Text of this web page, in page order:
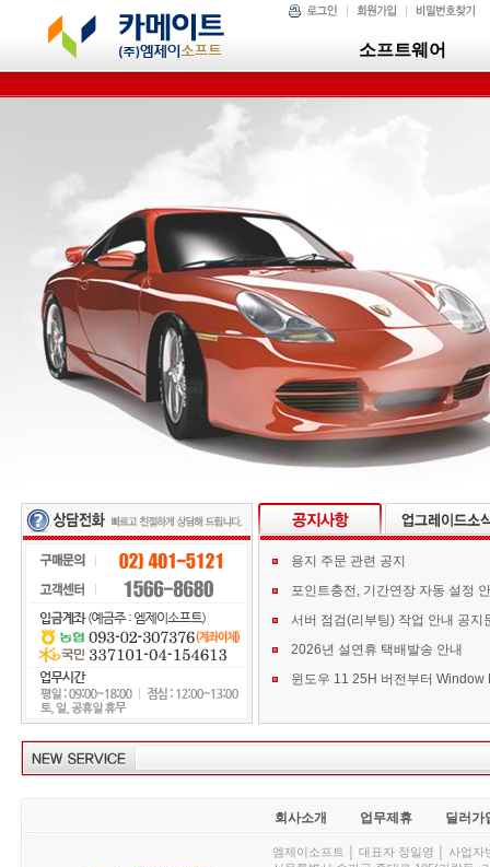
소프트웨어
용지 주문 관련 공지
포인트충전, 기간연장 자동 설정
서버 점검(리부팅) 작업 안내 공지
2026년 설연휴 택배발송 안내
회사소개 업무제휴 딜러가
엠제이소프트 │ 대표자 정일영 │ 사업